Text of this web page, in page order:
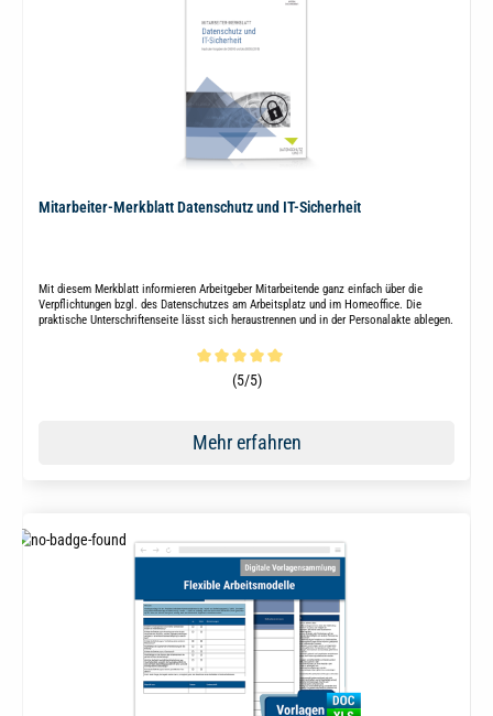
Mitarbeiter-Merkblatt Datenschutz und IT-Sicherheit
Mit diesem Merkblatt informieren Arbeitgeber Mitarbeitende ganz einfach über die
Verpflichtungen bzgl. des Datenschutzes am Arbeitsplatz und im Homeoffice. Die
praktische Unterschriftenseite lässt sich heraustrennen und in der Personalakte ablegen.
Durchschnittliche Bewertung von 5 von 5 Sternen
(5/5)
Mehr erfahren